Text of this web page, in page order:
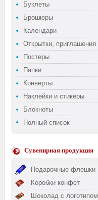
Буклеты
Брошюры
Календари
Открытки, приглашения
Постеры
Папки
Конверты
Наклейки и стикеры
Блокноты
Полный список
Сувенирная продукция
Подарочные флешки
Коробки конфет
Шоколад с логотипом